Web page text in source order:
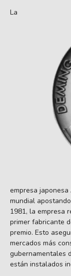
La
empresa
mundial
1981, la empresa
primer fabricante
premio. Esto
mercados más
gubernamentales
están instalados